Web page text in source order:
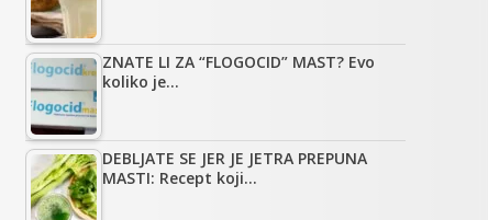
ZNATE LI ZA “FLOGOCID” MAST? Evo
koliko je…
DEBLJATE SE JER JE JETRA PREPUNA
MASTI: Recept koji…